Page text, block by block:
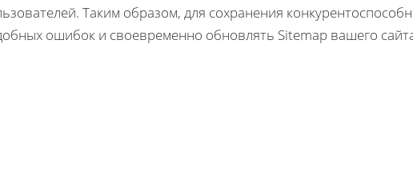
Таким образом, для сохранения
ошибок и своевременно обновлять Sitemap вашего